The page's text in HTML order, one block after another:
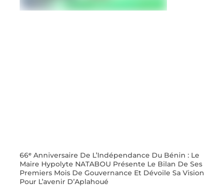
66ᵉ Anniversaire De L’Indépendance Du Bénin : Le
Maire Hypolyte NATABOU Présente Le Bilan De Ses
Premiers Mois De Gouvernance Et Dévoile Sa Vision
Pour L’avenir D’Aplahoué